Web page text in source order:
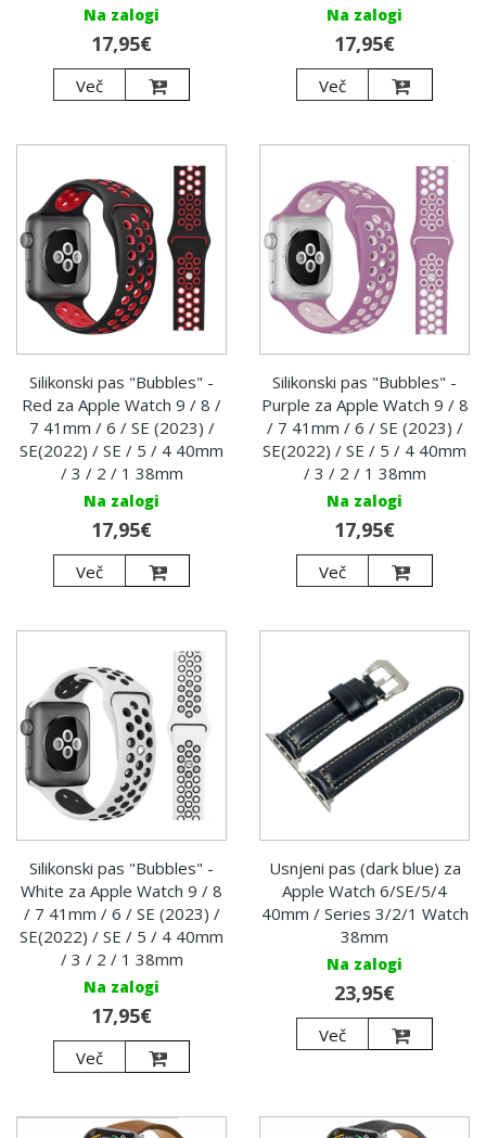
Na zalogi
17,95€
Več
Na zalogi
17,95€
Več
Silikonski pas "Bubbles" -
Red za Apple Watch 9 / 8 /
7 41mm / 6 / SE (2023) /
SE(2022) / SE / 5 / 4 40mm
/ 3 / 2 / 1 38mm
Na zalogi
17,95€
Več
Silikonski pas "Bubbles" -
Purple za Apple Watch 9 / 8
/ 7 41mm / 6 / SE (2023) /
SE(2022) / SE / 5 / 4 40mm
/ 3 / 2 / 1 38mm
Na zalogi
17,95€
Več
Silikonski pas "Bubbles" -
White za Apple Watch 9 / 8
/ 7 41mm / 6 / SE (2023) /
SE(2022) / SE / 5 / 4 40mm
/ 3 / 2 / 1 38mm
Na zalogi
17,95€
Več
Usnjeni pas (dark blue) za
Apple Watch 6/SE/5/4
40mm / Series 3/2/1 Watch
38mm
Na zalogi
23,95€
Več